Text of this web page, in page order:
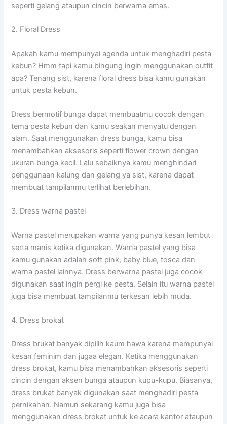
seperti gelang ataupun cincin berwarna emas.
2. Floral Dress
Apakah kamu mempunyai agenda untuk menghadiri pesta
kebun? Hmm tapi kamu bingung ingin menggunakan outfit
apa? Tenang sist, karena floral dress bisa kamu gunakan
untuk pesta kebun.
Dress bermotif bunga dapat membuatmu cocok dengan
tema pesta kebun dan kamu seakan menyatu dengan
alam. Saat menggunakan dress bunga, kamu bisa
menambahkan aksesoris seperti flower crown dengan
ukuran bunga kecil. Lalu sebaiknya kamu menghindari
penggunaan kalung dan gelang ya sist, karena dapat
membuat tampilanmu terlihat berlebihan.
3. Dress warna pastel
Warna pastel merupakan warna yang punya kesan lembut
serta manis ketika digunakan. Warna pastel yang bisa
kamu gunakan adalah soft pink, baby blue, tosca dan
warna pastel lainnya. Dress berwarna pastel juga cocok
digunakan saat ingin pergi ke pesta. Selain itu warna pastel
juga bisa membuat tampilanmu terkesan lebih muda.
4. Dress brokat
Dress brukat banyak dipilih kaum hawa karena mempunyai
kesan feminim dan jugaa elegan. Ketika menggunakan
dress brokat, kamu bisa menambahkan aksesoris seperti
cincin dengan aksen bunga ataupun kupu-kupu. Biasanya,
dress brukat banyak digunakan saat menghadiri pesta
pernikahan. Namun sekarang kamu juga bisa
menggunakan dress brokat untuk ke acara kantor ataupun